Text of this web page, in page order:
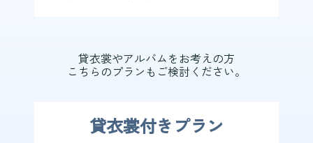
貸衣裳やアルバムをお考えの方
こちらのプランもご検討ください。
貸衣裳付きプラン